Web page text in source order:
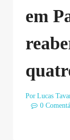
em
Por Lucas
0